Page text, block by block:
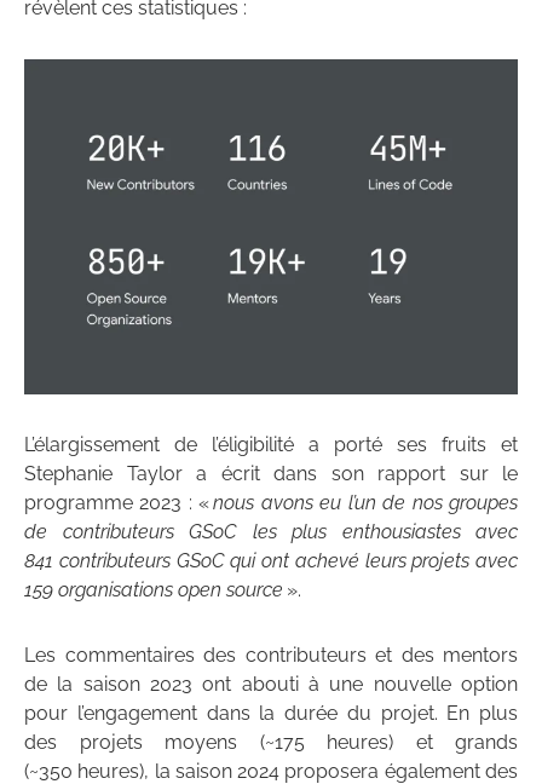
révèlent ces statistiques :
L’élargissement de l’éligibilité a porté ses fruits et
Stephanie Taylor a écrit dans son rapport sur le
programme 2023 : «nous avons eu l’un de nos groupes
de contributeurs GSoC les plus enthousiastes avec
841 contributeurs GSoC qui ont achevé leurs projets avec
159 organisations open source ».
Les commentaires des contributeurs et des mentors
de la saison 2023 ont abouti à une nouvelle option
pour l’engagement dans la durée du projet. En plus
des projets moyens (~175 heures) et grands
(~350 heures), la saison 2024 proposera également des